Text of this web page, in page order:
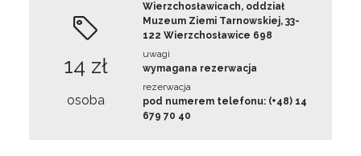
14 zł
osoba
Wierzchosławicach, oddział
Muzeum Ziemi Tarnowskiej, 33-
122 Wierzchosławice 698
uwagi
wymagana rezerwacja
rezerwacja
pod numerem telefonu: (+48) 14
679 70 40